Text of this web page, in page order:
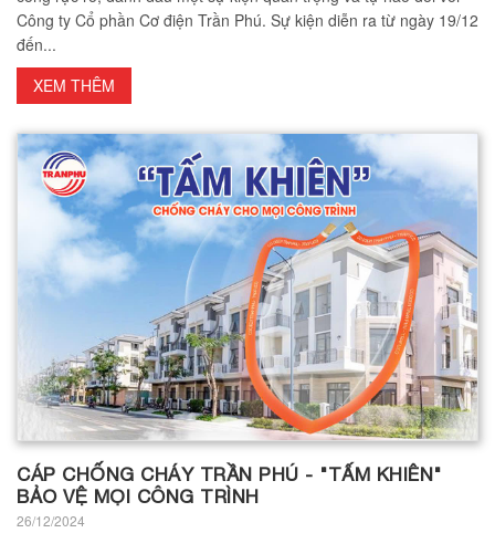
Công ty Cổ phần Cơ điện Trần Phú. Sự kiện diễn ra từ ngày 19/12
đến...
XEM THÊM
CÁP CHỐNG CHÁY TRẦN PHÚ - "TẤM KHIÊN"
BẢO VỆ MỌI CÔNG TRÌNH
26/12/2024